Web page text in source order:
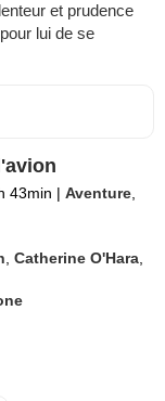
et prudence
lui de se
43min | Aventure
,Catherine O'Hara